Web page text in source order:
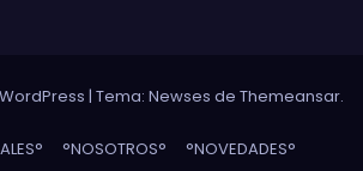
| Tema: Newses de Themeansar.
°NOSOTROS° °NOVEDADES°